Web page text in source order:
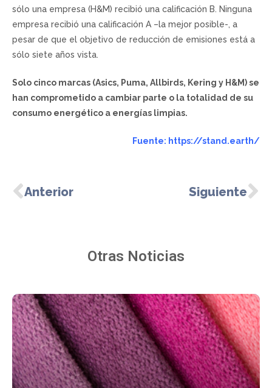
sólo una empresa (H&M) recibió una calificación B. Ninguna
empresa recibió una calificación A –la mejor posible-, a
pesar de que el objetivo de reducción de emisiones está a
sólo siete años vista.
Solo cinco marcas (Asics, Puma, Allbirds, Kering y H&M) se
han comprometido a cambiar parte o la totalidad de su
consumo energético a energías limpias.
Fuente: https://stand.earth/
Anterior Siguiente
Otras Noticias